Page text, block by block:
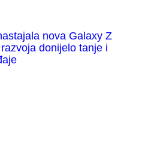
nova Galaxy Z
donijelo tanje i